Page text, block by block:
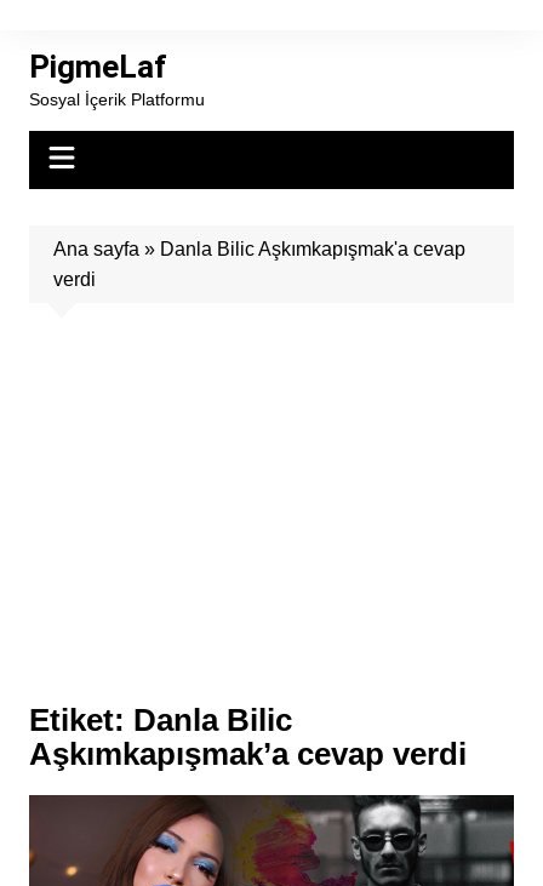
contentPigmeLaf
Sosyal İçerik Platformu
Ana sayfa » Danla Bilic Aşkımkapışmak'a cevap
verdi
Etiket: Danla Bilic
Aşkımkapışmak’a cevap verdi